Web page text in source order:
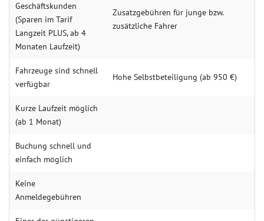
Geschäftskunden
(Sparen im Tarif
Langzeit PLUS, ab 4
Monaten Laufzeit)
Zusatzgebühren für junge bzw.
zusätzliche Fahrer
Fahrzeuge sind schnell
verfügbar
Hohe Selbstbeteiligung (ab 950 €)
Kurze Laufzeit möglich
(ab 1 Monat)
Buchung schnell und
einfach möglich
Keine
Anmeldegebühren